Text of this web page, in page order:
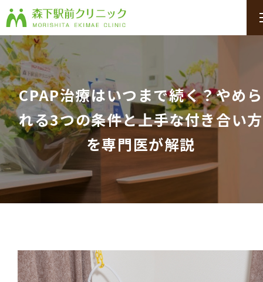
CPAP治療はいつまで続く？やめら
れる3つの条件と上手な付き合い方
を専門医が解説